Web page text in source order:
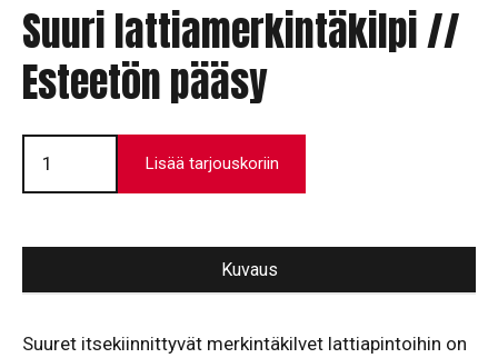
Suuri lattiamerkintäkilpi //
Esteetön pääsy
Suuri
lattiamerkintäkilpi
Esteetön
Lisää tarjouskoriin
Kuvaus
Suuret itsekiinnittyvät merkintäkilvet lattiapintoihin on